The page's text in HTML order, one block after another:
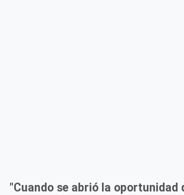
"Cuando se abrió la oportunidad